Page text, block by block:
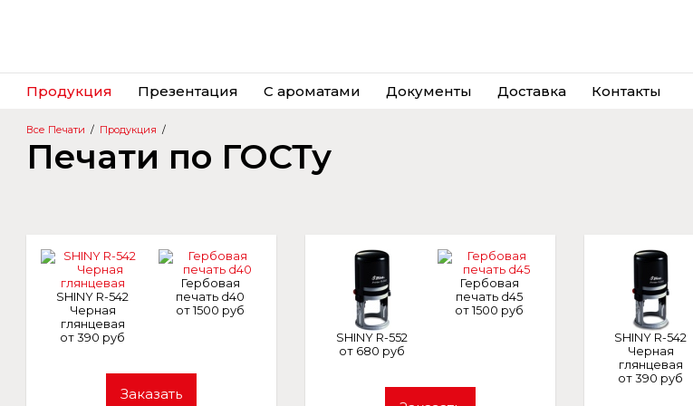
Продукция Презентация С ароматами Документы Доставка Контакты
Все Печати / Продукция /
Печати по ГОСТу
SHINY R-542
Черная
глянцевая
от 390 руб
Гербовая
печать d40
от 1500 руб
Заказать
SHINY R-552
от 680 руб
Гербовая
печать d45
от 1500 руб
SHINY R-542
Черная
глянцевая
от 390 руб